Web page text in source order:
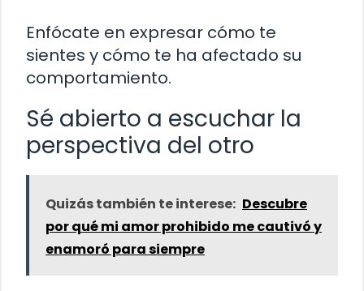
Enfócate en expresar cómo te
sientes y cómo te ha afectado su
comportamiento.
Sé abierto a escuchar la
perspectiva del otro
Quizás también te interese: Descubre
por qué mi amor prohibido me cautivó y
enamoró para siempre